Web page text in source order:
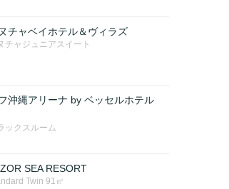
チャベイホテル＆ヴィラズ
チャジュニアスイート
沖縄アリーナ by ベッセルホテル
ックスルーム
SEA RESORT
Twin 91㎡